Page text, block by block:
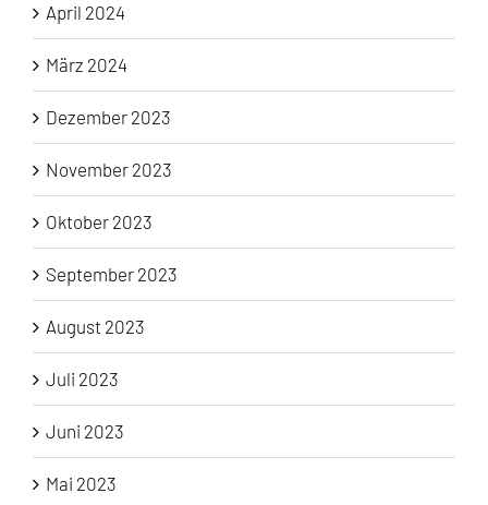
April 2024
März 2024
Dezember 2023
November 2023
Oktober 2023
September 2023
August 2023
Juli 2023
Juni 2023
Mai 2023